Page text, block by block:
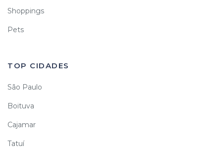
Shoppings
Pets
TOP CIDADES
São Paulo
Boituva
Cajamar
Tatuí